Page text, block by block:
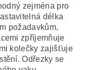
zejména pro
délka
požadavkům,
zpříjemňuje
kolečky zajišťuje
Odřezky se